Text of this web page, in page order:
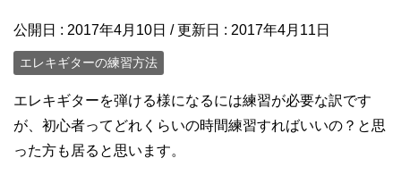
公開日 : 2017年4月10日 / 更新日 : 2017年4月11日
エレキギターの練習方法
エレキギターを弾ける様になるには練習が必要な訳です
が、初心者ってどれくらいの時間練習すればいいの？と思
った方も居ると思います。